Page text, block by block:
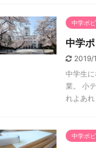
中学ポ
中学
2019/
中学生
業。 小
れよあれ
中学ポ